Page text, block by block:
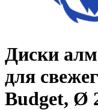
Диски
для
Budget, Ø